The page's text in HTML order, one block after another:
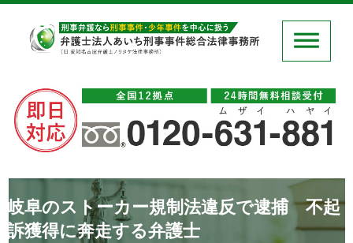
岐阜のストーカー規制法違反で逮捕 不起
訴獲得に奔走する弁護士